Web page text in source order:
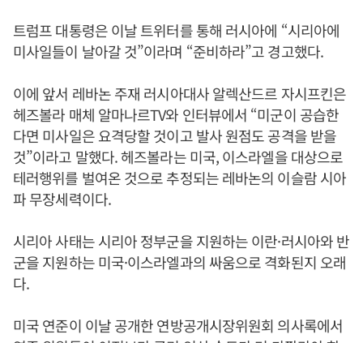
트럼프 대통령은 이날 트위터를 통해 러시아에 “시리아에
미사일들이 날아갈 것”이라며 “준비하라”고 경고했다.
이에 앞서 레바논 주재 러시아대사 알렉산드르 자시프킨은
헤즈볼라 매체 알마나르TV와 인터뷰에서 “미군이 공습한
다면 미사일은 요격당할 것이고 발사 원점도 공격을 받을
것”이라고 말했다. 헤즈볼라는 미국, 이스라엘을 대상으로
테러행위를 벌여온 것으로 추정되는 레바논의 이슬람 시아
파 무장세력이다.
시리아 사태는 시리아 정부군을 지원하는 이란·러시아와 반
군을 지원하는 미국·이스라엘과의 싸움으로 격화된지 오래
다.
미국 연준이 이날 공개한 연방공개시장위원회 의사록에서